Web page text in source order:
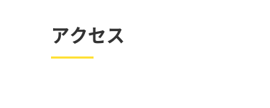
アクセス